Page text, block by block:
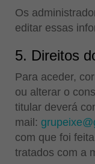
Os
editar essas
5. Direitos
Para aceder,
ou alterar o
titular deverá
mail:
com que foi
tratados com a